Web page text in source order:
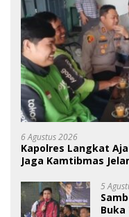
6 Agustus 2026
Kapolres Langkat
Jaga Kamtibmas
5
Buka